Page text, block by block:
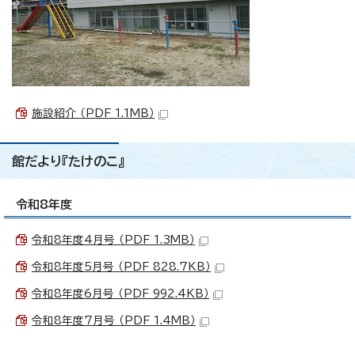
施設紹介 （PDF 1.1MB）
館だより『たけのこ』
令和8年度
令和8年度4月号 （PDF 1.3MB）
令和8年度5月号 （PDF 828.7KB）
令和8年度6月号 （PDF 992.4KB）
令和8年度7月号 （PDF 1.4MB）